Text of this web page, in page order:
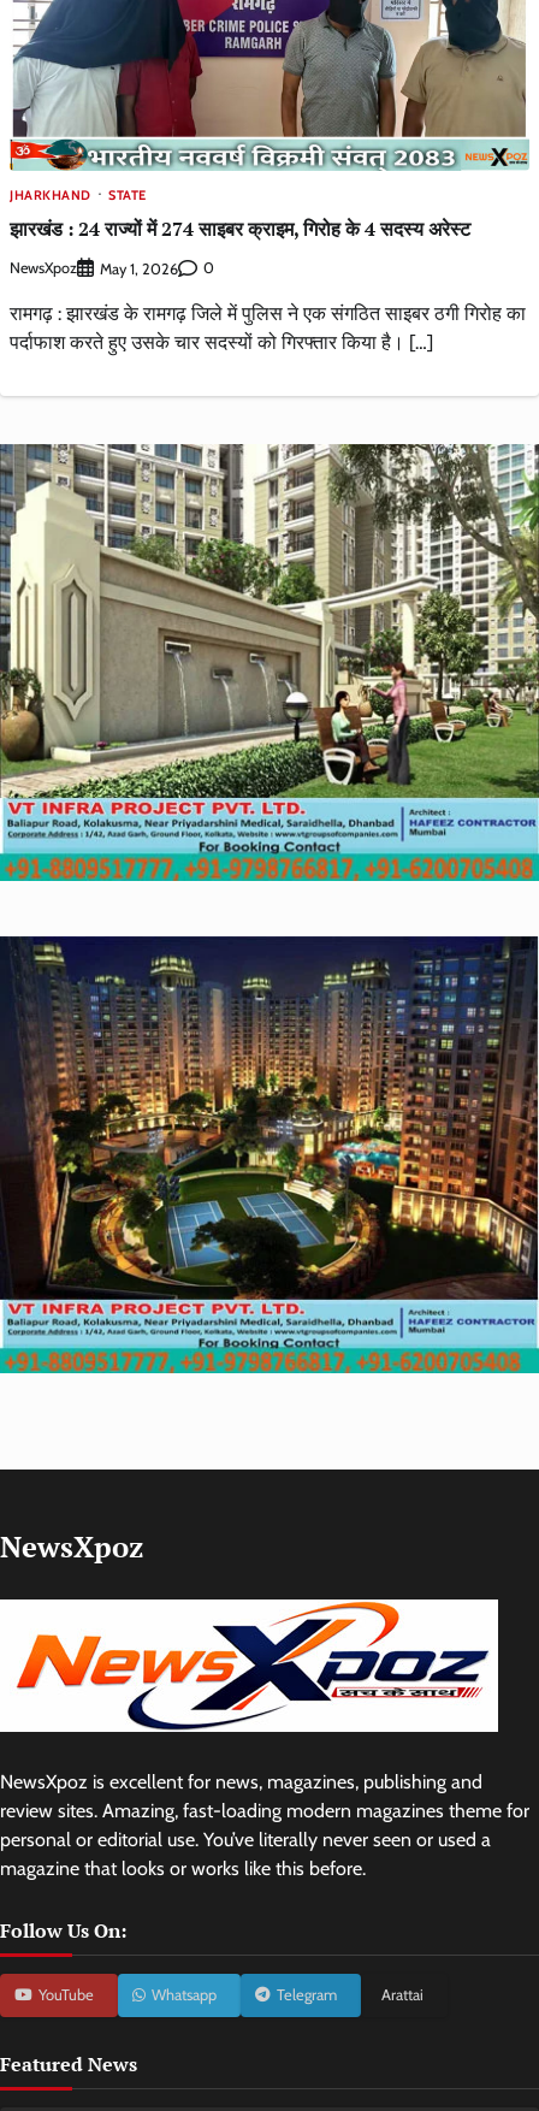
JHARKHAND STATE
झारखंड : 24 राज्यों में 274 साइबर क्राइम, गिरोह के 4 सदस्य अरेस्ट
NewsXpoz May 1, 2026 0
रामगढ़ : झारखंड के रामगढ़ जिले में पुलिस ने एक संगठित साइबर ठगी गिरोह का
पर्दाफाश करते हुए उसके चार सदस्यों को गिरफ्तार किया है। […]
NewsXpoz
NewsXpoz is excellent for news, magazines, publishing and
review sites. Amazing, fast-loading modern magazines theme for
personal or editorial use. You’ve literally never seen or used a
magazine that looks or works like this before.
Follow Us On:
YouTube Whatsapp Telegram Arattai
Featured News